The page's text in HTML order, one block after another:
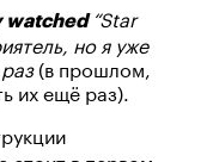
watched“Star
но я уже
(в прошлом,
их ещё раз).